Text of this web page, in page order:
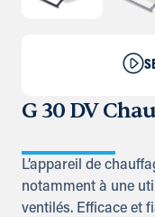
G 30 DV
L’appareil de
notamment à une
ventilés. Efficace et